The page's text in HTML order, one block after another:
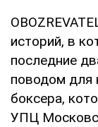
историй, в
последние
поводом для
боксера,
УПЦ